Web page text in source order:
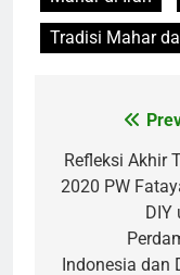
Tradisi Mahar
navigation
Refleksi Akhir
2020 PW
DIY
Indonesia dan